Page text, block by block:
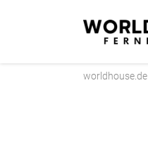
worldhouse.de